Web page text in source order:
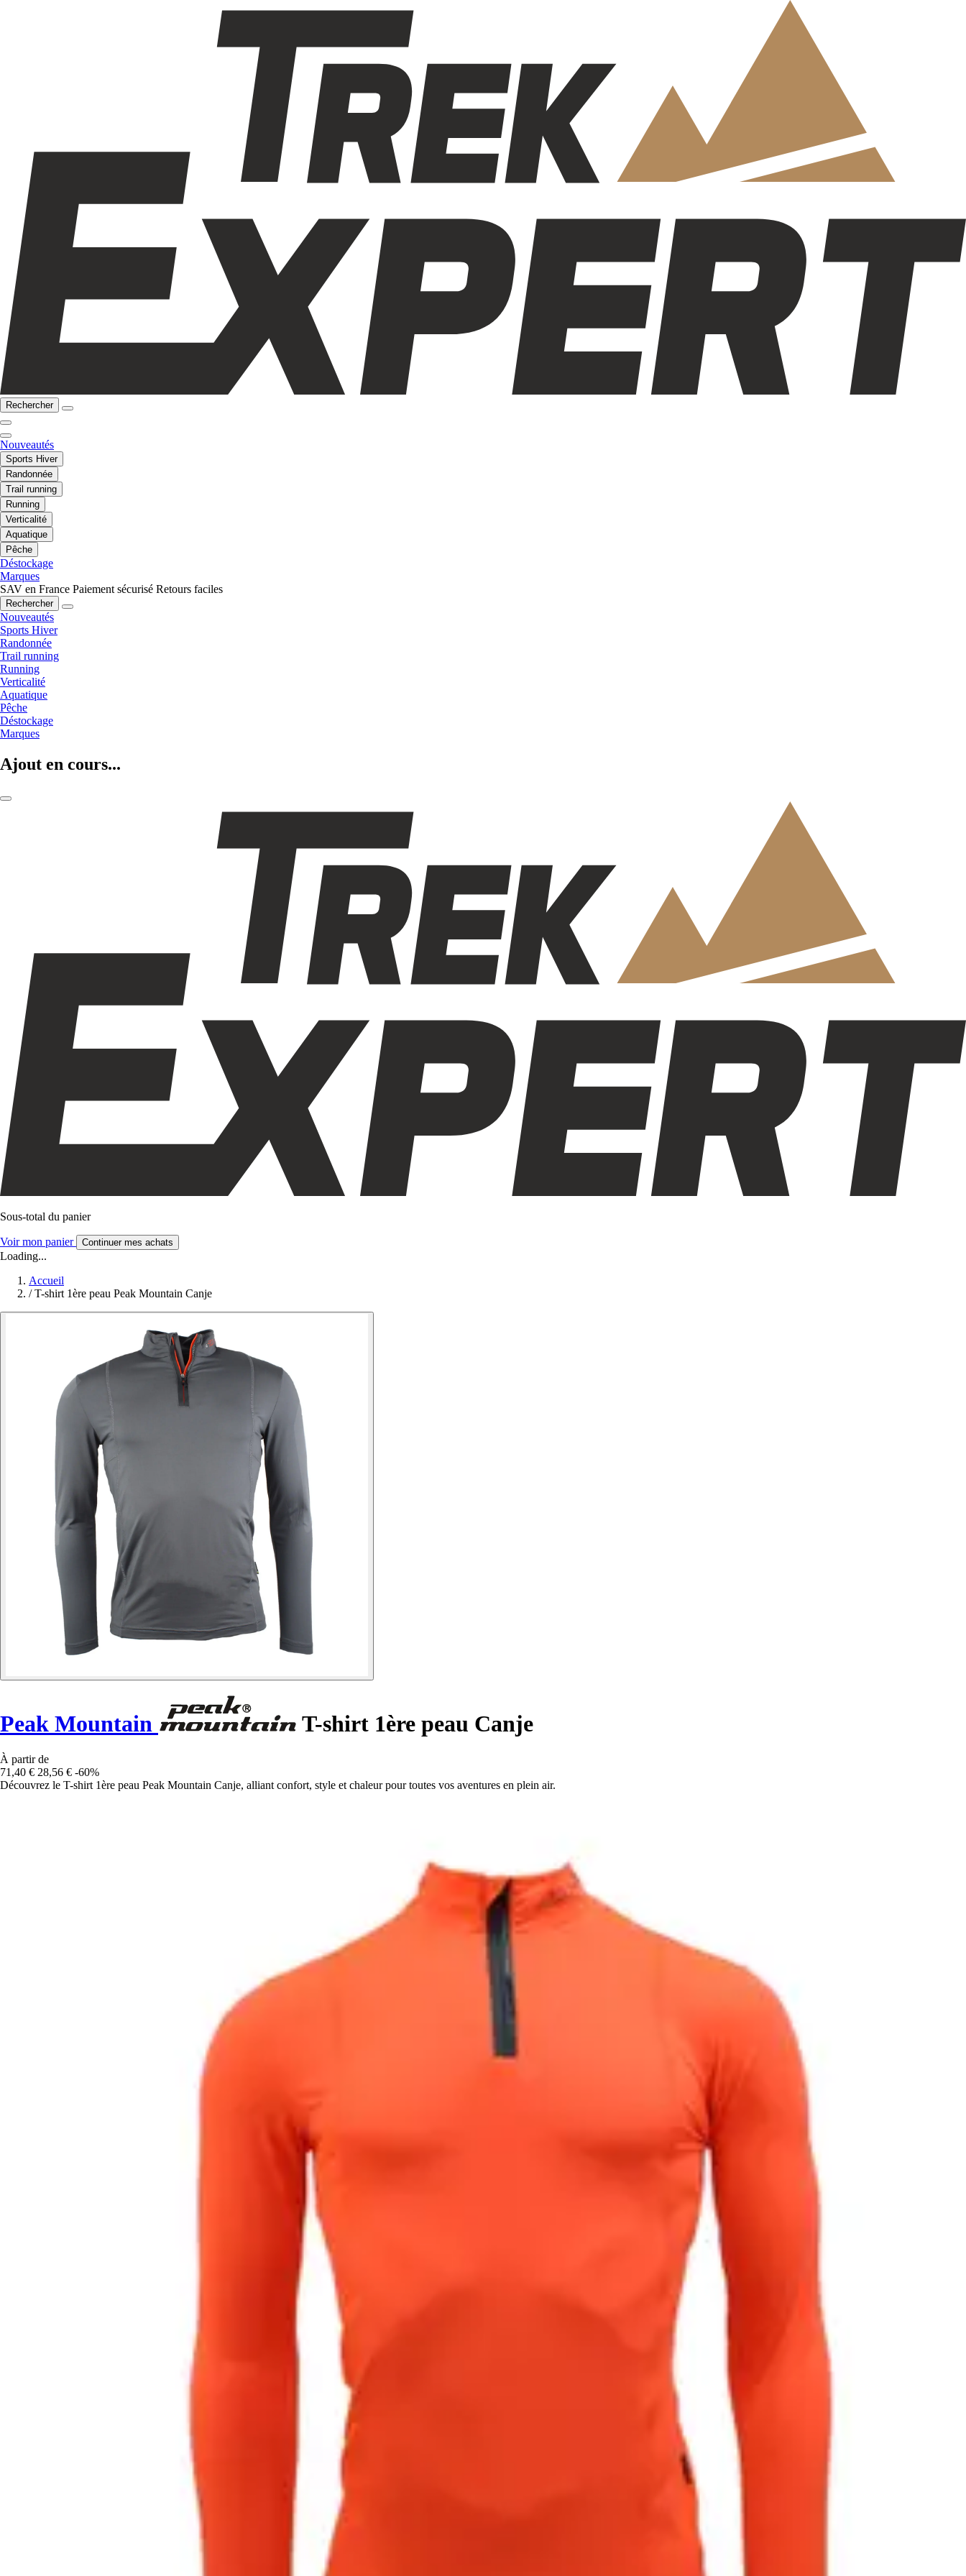
Rechercher
Nouveautés
Sports Hiver
Randonnée
Trail running
Running
Verticalité
Aquatique
Pêche
Déstockage
Marques
SAV en France Paiement sécurisé Retours faciles
Rechercher
Nouveautés
Sports Hiver
Randonnée
Trail running
Running
Verticalité
Aquatique
Pêche
Déstockage
Marques
Ajout en cours...
Sous-total du panier
Voir mon panier Continuer mes achats
Loading...
Accueil
/ T-shirt 1ère peau Peak Mountain Canje
Peak Mountain T-shirt 1ère peau Canje
À partir de
71,40 € 28,56 € -60%
Découvrez le T-shirt 1ère peau Peak Mountain Canje, alliant confort, style et chaleur pour toutes vos aventures en plein air.